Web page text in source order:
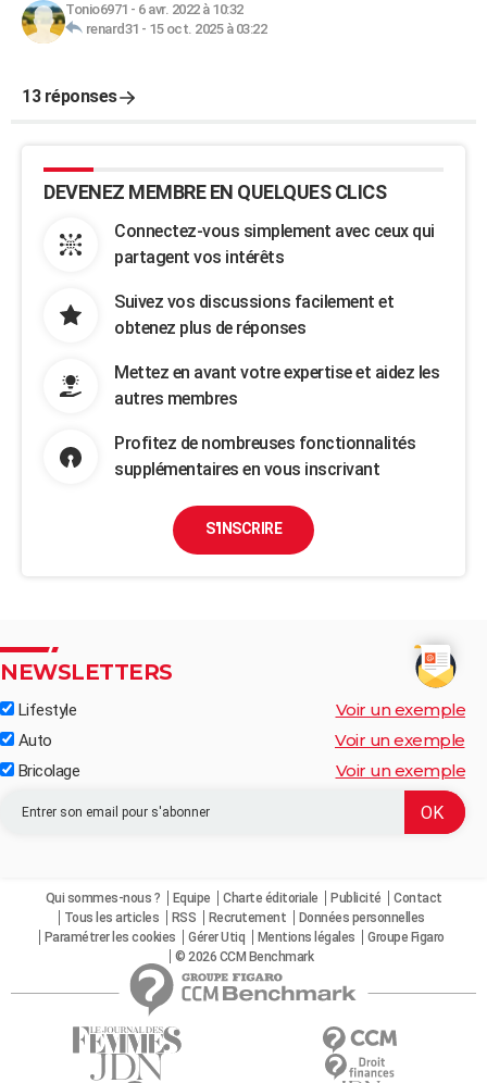
Tonio6971 - 6 avr. 2022 à 10:32
renard31 - 15 oct. 2025 à 03:22
13 réponses
DEVENEZ MEMBRE EN QUELQUES CLICS
Connectez-vous simplement avec ceux qui
partagent vos intérêts
Suivez vos discussions facilement et
obtenez plus de réponses
Mettez en avant votre expertise et aidez les
autres membres
Profitez de nombreuses fonctionnalités
supplémentaires en vous inscrivant
S'INSCRIRE
NEWSLETTERS
Lifestyle Voir un exemple
Auto Voir un exemple
Bricolage Voir un exemple
Qui sommes-nous ? Equipe Charte éditoriale Publicité
Contact
Tous les articles
RSS Recrutement
Données personnelles
Paramétrer les cookies
Gérer Utiq Mentions légales
Groupe Figaro
© 2026 CCM Benchmark